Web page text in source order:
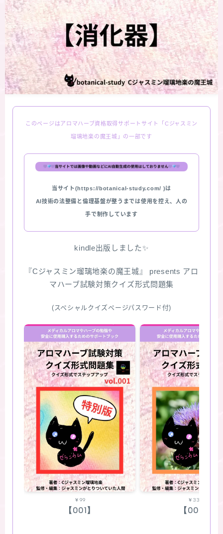
このページはアロマハーブ資格取得サポートサイト「Cジャスミン
瑠璃地楽の魔王城」の一部です
当サイト(https://botanical-study.com/ )は
AI技術の法整備と倫理基盤が整うまでは使用を控え、人の
手で制作しています
kindle出版しました✨
『Cジャスミン瑠璃地楽の魔王城』 presents アロ
マハーブ試験対策クイズ形式問題集
(スペシャルクイズページパスワード付)
￥99
【001】
￥330
【002】